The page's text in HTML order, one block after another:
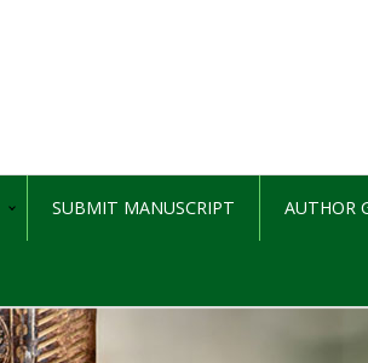
SUBMIT MANUSCRIPT AUTHOR